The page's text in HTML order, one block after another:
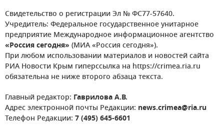
Свидетельство о регистрации Эл № ФС77-57640.
Учредитель: Федеральное государственное унитарное
предприятие Международное информационное агентство
«Россия сегодня» (МИА «Россия сегодня»).
При любом использовании материалов и новостей сайта
РИА Новости Крым гиперссылка на https://crimea.ria.ru
обязательна не ниже второго абзаца текста.
Главный редактор: Гаврилова А.В.
Адрес электронной почты Редакции: news.crimea@ria.ru
Телефон Редакции: 7 (495) 645-6601